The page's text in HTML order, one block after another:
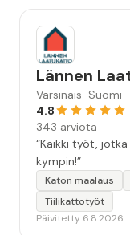
Lännen
Varsinais-Suomi
4.8
343 arviota
“Kaikki työt,
kympin!”
Katon maalaus
Tiilikattotyöt
Päivitetty 6.8.2026